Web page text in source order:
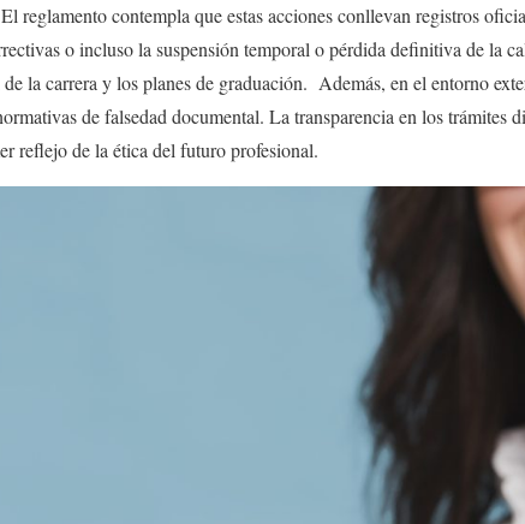
reglamento contempla que estas acciones conllevan registros
o incluso la suspensión temporal o pérdida definitiva de la
la carrera y los planes de graduación. Además, en el entorno
de falsedad documental. La transparencia en los trámites
reflejo de la ética del futuro profesional.